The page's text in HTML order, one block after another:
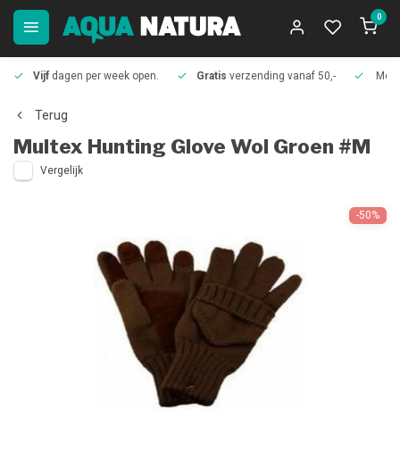
0
Vijf dagen per week open. Gratis verzending vanaf 50,-
Terug
Multex Hunting Glove Wol Groen #M
Vergelijk
-50%